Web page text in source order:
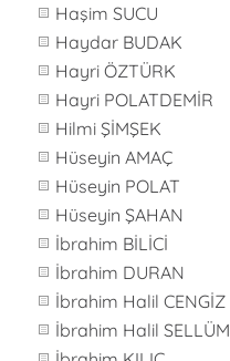
Haşim SUCU
Haydar BUDAK
Hayri ÖZTÜRK
Hayri POLATDEMİR
Hilmi ŞİMŞEK
Hüseyin AMAÇ
Hüseyin POLAT
Hüseyin ŞAHAN
İbrahim BİLİCİ
İbrahim DURAN
İbrahim Halil CENGİZ
İbrahim Halil SELLÜM